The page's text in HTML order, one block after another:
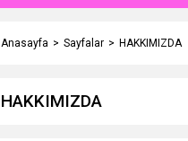
Anasayfa Sayfalar HAKKIMIZDA
HAKKIMIZDA